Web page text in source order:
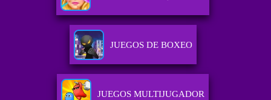
JUEGOS DE BOXEO
JUEGOS MULTIJUGADOR